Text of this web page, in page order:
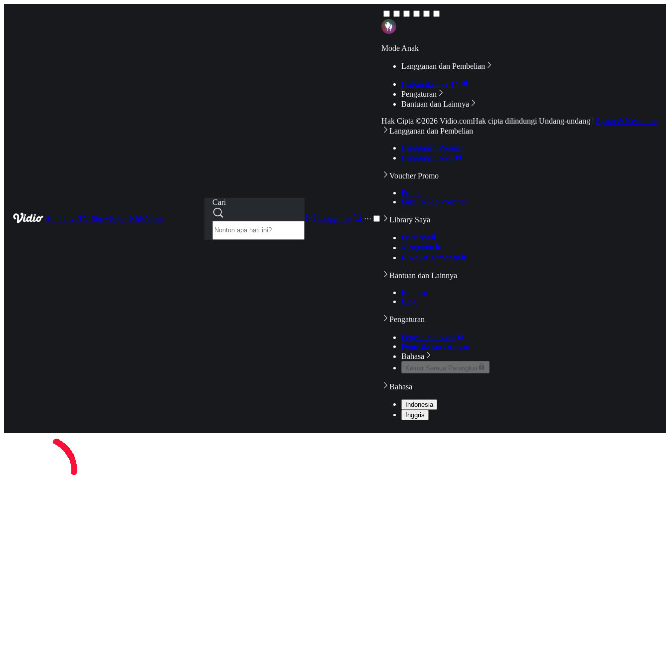
HomeLiveTV ShowSportsKidsNews
Cari
Langganan
···
Mode Anak
Langganan dan Pembelian
Hubungkan ke TV
Pengaturan
Bantuan dan Lainnya
Hak Cipta ©2026 Vidio.comHak cipta dilindungi Undang-undang | Syarat & Ketentuan
Langganan dan Pembelian
Langganan Premier
Langganan Aktif
Voucher Promo
Promo
Pakai Kode Voucher
Library Saya
Daftarku
Mengikuti
Riwayat Tontonan
Bantuan dan Lainnya
Bantuan
Blog
Pengaturan
Pengaturan Akun
Pemeriksaan Jaringan
Bahasa
Keluar Semua Perangkat
Bahasa
Indonesia
Inggris